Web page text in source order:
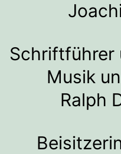
Schriftführer
Musik
Ralph